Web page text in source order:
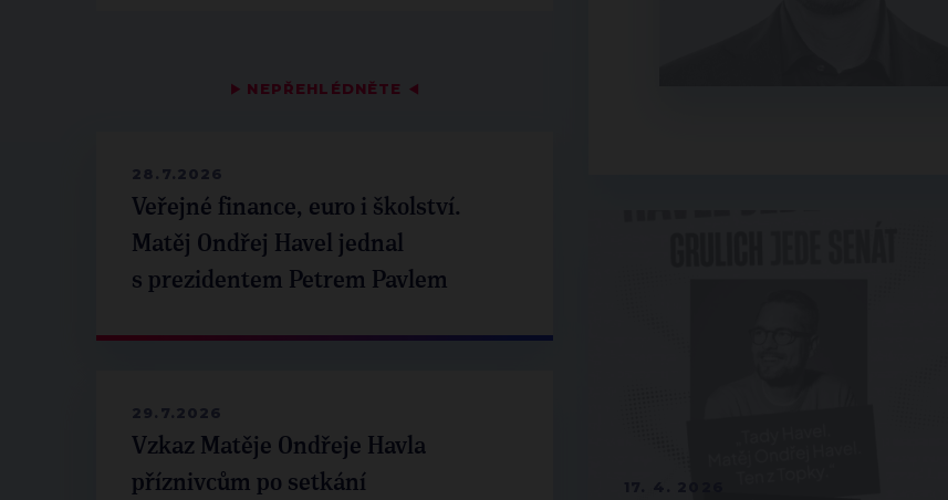
▶ NEPŘEHLÉDNĚTE ◀
28.7.2026
Veřejné finance, euro i školství.
Matěj Ondřej Havel jednal
s prezidentem Petrem Pavlem
29.7.2026
Vzkaz Matěje Ondřeje Havla
příznivcům po setkání